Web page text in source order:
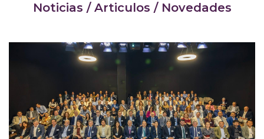
Noticias / Articulos / Novedades